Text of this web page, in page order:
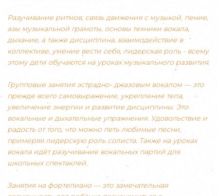
Разучивание ритмов, связь движения с музыкой, пение,
азы музыкальной грамоты, основы техники вокала,
дыхание, а также дисциплина, взаимодействие в
коллективе, умение вести себя, лидерская роль - всему
этому дети обучаются на уроках музыкального развития.
Групповые занятия эстрадно- джазовым вокалом — это
прежде всего самовыражение, укрепление тела,
увеличение энергии и развитие дисциплины. Это
вокальные и дыхательные упражнения. Удовольствие и
радость от того, что можно петь любимые песни,
примеряя лидерскую роль солиста. Также на уроках
вокала идёт разучивание вокальных партий для
школьных спектаклей.
Занятия на фортепиано — это замечательная